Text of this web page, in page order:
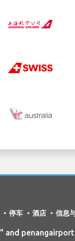
停车 酒店 信息
and